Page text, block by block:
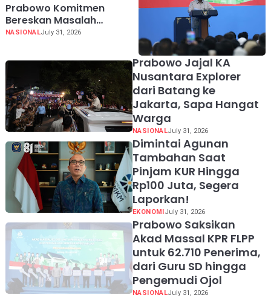
Prabowo Komitmen
Bereskan Masalah
Sampah demi Harga Diri
NASIONALJuly 31, 2026
Prabowo Jajal KA
Nusantara Explorer
dari Batang ke
Jakarta, Sapa Hangat
Warga
NASIONALJuly 31, 2026
Dimintai Agunan
Tambahan Saat
Pinjam KUR Hingga
Rp100 Juta, Segera
Laporkan!
EKONOMI July 31, 2026
Prabowo Saksikan
Akad Massal KPR FLPP
untuk 62.710 Penerima,
dari Guru SD hingga
Pengemudi Ojol
NASIONALJuly 31, 2026